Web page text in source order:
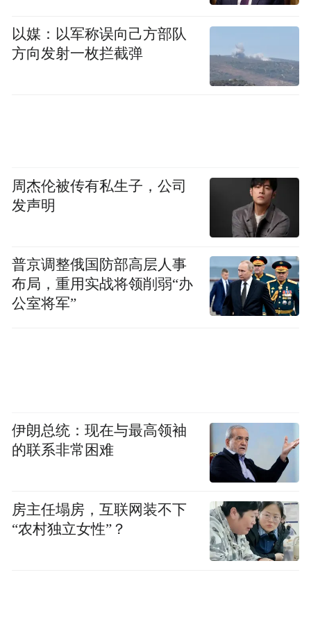
以媒：以军称误向己方部队
方向发射一枚拦截弹
周杰伦被传有私生子，公司
发声明
普京调整俄国防部高层人事
布局，重用实战将领削弱“办
公室将军”
伊朗总统：现在与最高领袖
的联系非常困难
房主任塌房，互联网装不下
“农村独立女性”？